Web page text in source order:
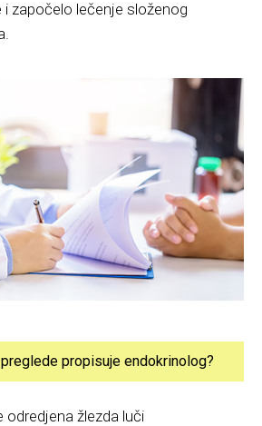
započelo lečenje složenog
propisuje endokrinolog?
žlezda luči